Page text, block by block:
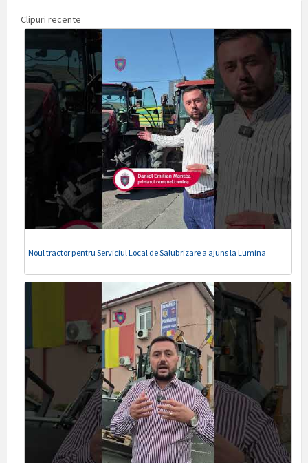
Clipuri recente
Noul tractor pentru Serviciul Local de Salubrizare a ajuns la Lumina